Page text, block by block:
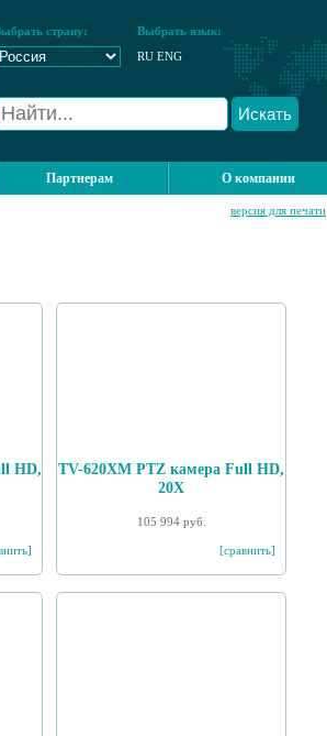
страну:
Выбрать язык:
RU ENG
Искать
Партнерам О компании
версия для печати
HD,
TV-620XM PTZ камера Full HD,
20X
105 994 руб.
[сравнить]